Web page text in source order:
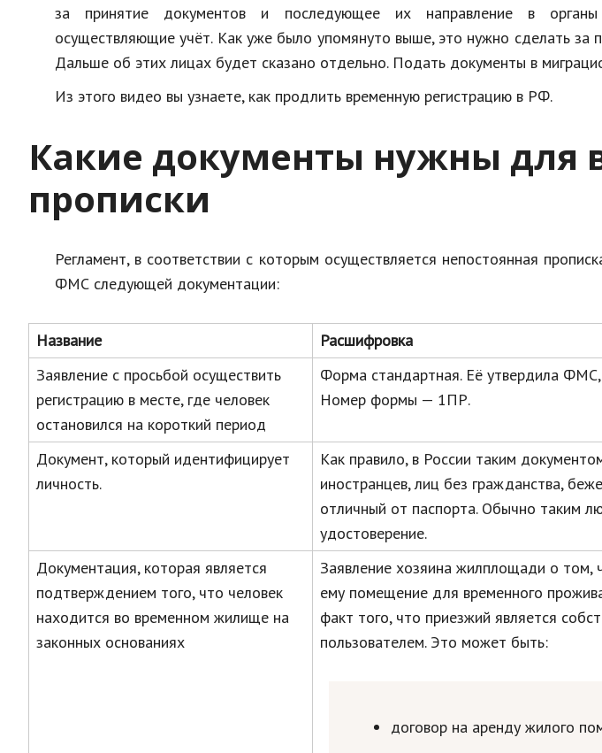
за принятие документов и последующее их направление в
осуществляющие учёт. Как уже было упомянуто выше, это нужно сделать за
Дальше об этих лицах будет сказано отдельно. Подать документы в
Из этого видео вы узнаете, как продлить временную регистрацию в РФ.
Какие документы нужны для
прописки
Регламент, в соответствии с которым осуществляется непостоянная
ФМС следующей документации:
Название
Расшифровка
Заявление с просьбой осуществить
регистрацию в месте, где человек
остановился на короткий период
Форма стандартная. Её утвердила
Номер формы — 1ПР.
Документ, который идентифицирует
личность.
Как правило, в России таким
иностранцев, лиц без гражданства,
отличный от паспорта. Обычно таким
удостоверение.
Документация, которая является
подтверждением того, что человек
находится во временном жилище на
законных основаниях
Заявление хозяина жилплощади о
ему помещение для временного
факт того, что приезжий является
пользователем. Это может быть:
договор на аренду жилого